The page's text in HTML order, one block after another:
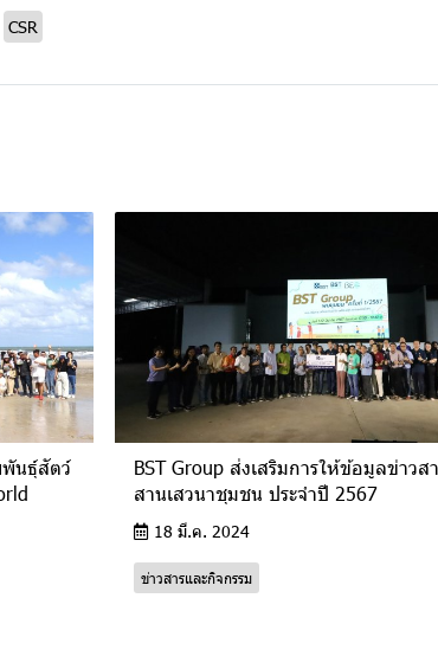
CSR
นธุ์สัตว์
BST Group ส่งเสริมการให้ข้อมูลข่าวส
สานเสวนาชุมชน ประจำปี 2567
18 มี.ค. 2024
ข่าวสารและกิจกรรม